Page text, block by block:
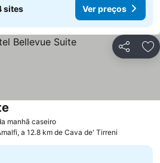
sites Ver preços
Partilhar
manhã caseiroVer preços
a 12.8 km de Cava de' Tirreni